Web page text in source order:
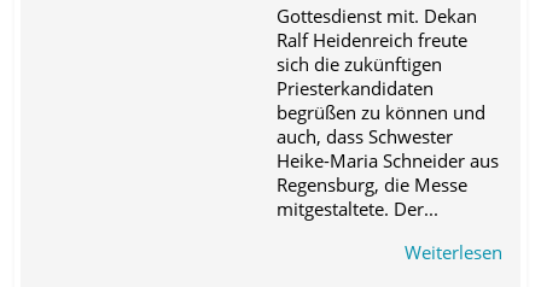
Gottesdienst mit. Dekan
Ralf Heidenreich freute
sich die zukünftigen
Priesterkandidaten
begrüßen zu können und
auch, dass Schwester
Heike-Maria Schneider aus
Regensburg, die Messe
mitgestaltete. Der...
Weiterlesen